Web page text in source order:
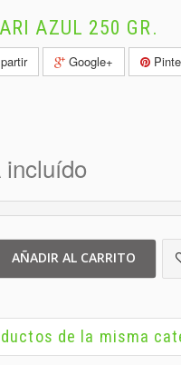
AZUL 250 GR.
Google+
incluído
AÑADIR AL CARRITO
de la misma